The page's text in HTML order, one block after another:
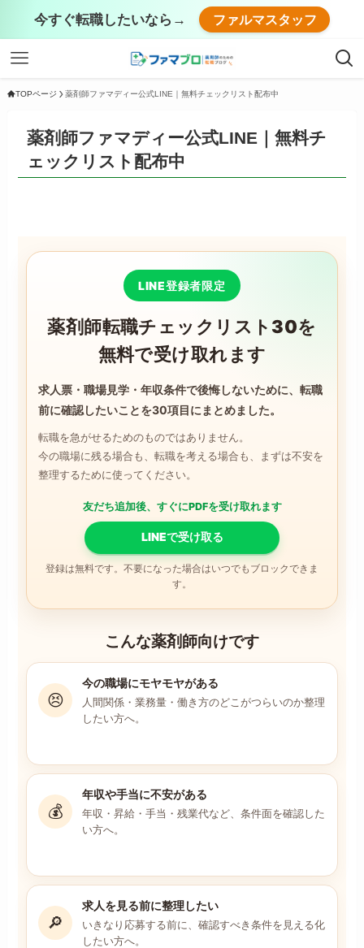
今すぐ転職したいなら→ ファルマスタッフ
TOPページ 薬剤師ファマディー公式LINE｜無料チェックリスト配布中
薬剤師ファマディー公式LINE｜無料チ
ェックリスト配布中
LINE登録者限定
薬剤師転職チェックリスト30を
無料で受け取れます
求人票・職場見学・年収条件で後悔しないために、転職
前に確認したいことを30項目にまとめました。
転職を急がせるためのものではありません。
今の職場に残る場合も、転職を考える場合も、まずは不安を
整理するために使ってください。
友だち追加後、すぐにPDFを受け取れます
LINEで受け取る
登録は無料です。不要になった場合はいつでもブロックできま
す。
こんな薬剤師向けです
😣
今の職場にモヤモヤがある
人間関係・業務量・働き方のどこがつらいのか整理
したい方へ。
💰
年収や手当に不安がある
年収・昇給・手当・残業代など、条件面を確認した
い方へ。
🔎
求人を見る前に整理したい
いきなり応募する前に、確認すべき条件を見える化
したい方へ。